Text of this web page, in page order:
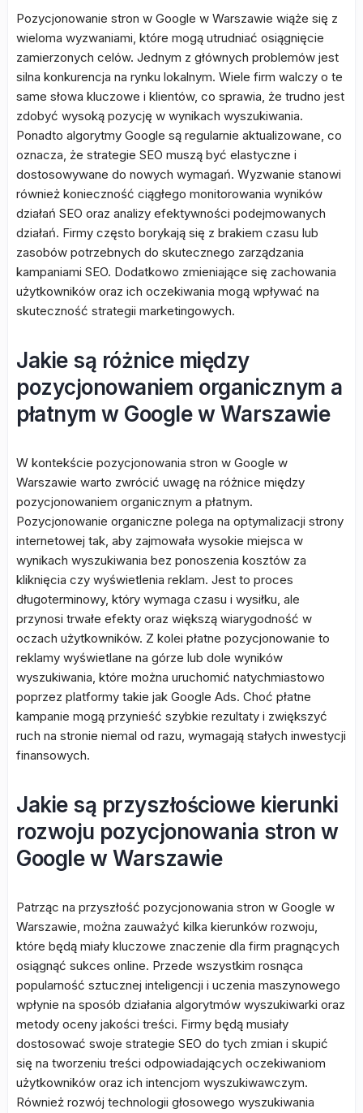
Pozycjonowanie stron w Google w Warszawie wiąże się z
wieloma wyzwaniami, które mogą utrudniać osiągnięcie
zamierzonych celów. Jednym z głównych problemów jest
silna konkurencja na rynku lokalnym. Wiele firm walczy o te
same słowa kluczowe i klientów, co sprawia, że trudno jest
zdobyć wysoką pozycję w wynikach wyszukiwania.
Ponadto algorytmy Google są regularnie aktualizowane, co
oznacza, że strategie SEO muszą być elastyczne i
dostosowywane do nowych wymagań. Wyzwanie stanowi
również konieczność ciągłego monitorowania wyników
działań SEO oraz analizy efektywności podejmowanych
działań. Firmy często borykają się z brakiem czasu lub
zasobów potrzebnych do skutecznego zarządzania
kampaniami SEO. Dodatkowo zmieniające się zachowania
użytkowników oraz ich oczekiwania mogą wpływać na
skuteczność strategii marketingowych.
Jakie są różnice między
pozycjonowaniem organicznym a
płatnym w Google w Warszawie
W kontekście pozycjonowania stron w Google w
Warszawie warto zwrócić uwagę na różnice między
pozycjonowaniem organicznym a płatnym.
Pozycjonowanie organiczne polega na optymalizacji strony
internetowej tak, aby zajmowała wysokie miejsca w
wynikach wyszukiwania bez ponoszenia kosztów za
kliknięcia czy wyświetlenia reklam. Jest to proces
długoterminowy, który wymaga czasu i wysiłku, ale
przynosi trwałe efekty oraz większą wiarygodność w
oczach użytkowników. Z kolei płatne pozycjonowanie to
reklamy wyświetlane na górze lub dole wyników
wyszukiwania, które można uruchomić natychmiastowo
poprzez platformy takie jak Google Ads. Choć płatne
kampanie mogą przynieść szybkie rezultaty i zwiększyć
ruch na stronie niemal od razu, wymagają stałych inwestycji
finansowych.
Jakie są przyszłościowe kierunki
rozwoju pozycjonowania stron w
Google w Warszawie
Patrząc na przyszłość pozycjonowania stron w Google w
Warszawie, można zauważyć kilka kierunków rozwoju,
które będą miały kluczowe znaczenie dla firm pragnących
osiągnąć sukces online. Przede wszystkim rosnąca
popularność sztucznej inteligencji i uczenia maszynowego
wpłynie na sposób działania algorytmów wyszukiwarki oraz
metody oceny jakości treści. Firmy będą musiały
dostosować swoje strategie SEO do tych zmian i skupić
się na tworzeniu treści odpowiadających oczekiwaniom
użytkowników oraz ich intencjom wyszukiwawczym.
Również rozwój technologii głosowego wyszukiwania